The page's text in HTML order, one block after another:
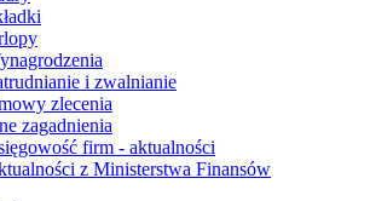
i zwalnianie
zlecenia
zagadnienia
firm - aktualności
z Ministerstwa Finansów